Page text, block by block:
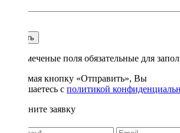
Купить
* - отмеченые поля обязательные для
Нажимая кнопку «Отправить», Вы
соглашаетесь с политикой
Заполните заявку